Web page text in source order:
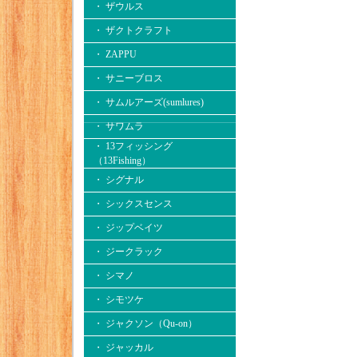
・ ザウルス
・ ザクトクラフト
・ ZAPPU
・ サニーブロス
・ サムルアーズ(sumlures)
・ サワムラ
・ 13フィッシング
（13Fishing）
・ シグナル
・ シックスセンス
・ ジップベイツ
・ ジークラック
・ シマノ
・ シモツケ
・ ジャクソン（Qu-on）
・ ジャッカル